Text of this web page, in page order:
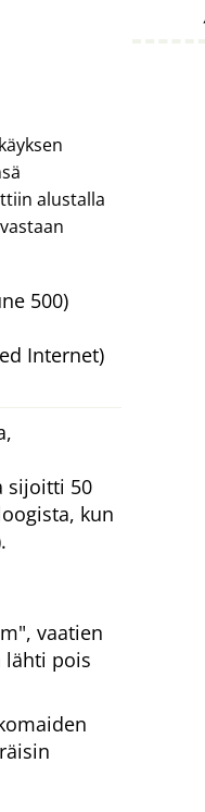
alustalla
500)
Internet)
sijoitti 50
kun
, vaatien
lähti pois